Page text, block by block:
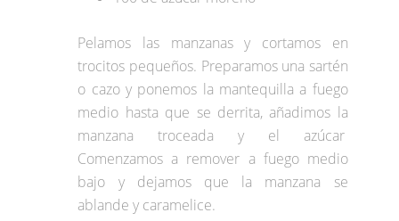
Pelamos las manzanas y cortamos en
trocitos pequeños. Preparamos una sartén
o cazo y ponemos la mantequilla a fuego
medio hasta que se derrita, añadimos la
manzana troceada y el azúcar
Comenzamos a remover a fuego medio
bajo y dejamos que la manzana se
ablande y caramelice.